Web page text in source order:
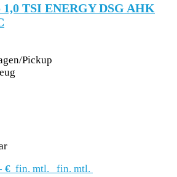
1,0 TSI ENERGY DSG AHK
Pickup
€ fin. mtl. fin. mtl.